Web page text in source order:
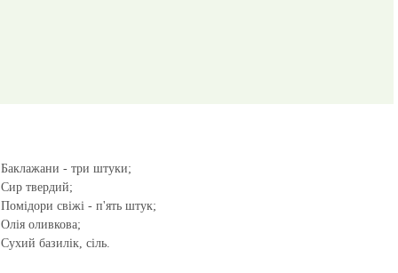
Баклажани - три штуки;
Сир твердий;
Помідори свіжі - п'ять штук;
Олія оливкова;
Сухий базилік, сіль.